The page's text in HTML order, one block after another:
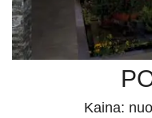
Kaina: nuo